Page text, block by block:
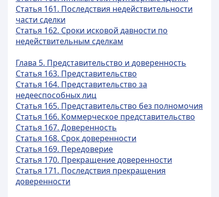
Статья 161. Последствия недействительности
части сделки
Статья 162. Сроки исковой давности по
недействительным сделкам
Глава 5. Представительство и доверенность
Статья 163. Представительство
Статья 164. Представительство за
недееспособных лиц
Статья 165. Представительство без полномочия
Статья 166. Коммерческое представительство
Статья 167. Доверенность
Статья 168. Срок доверенности
Статья 169. Передоверие
Статья 170. Прекращение доверенности
Статья 171. Последствия прекращения
доверенности